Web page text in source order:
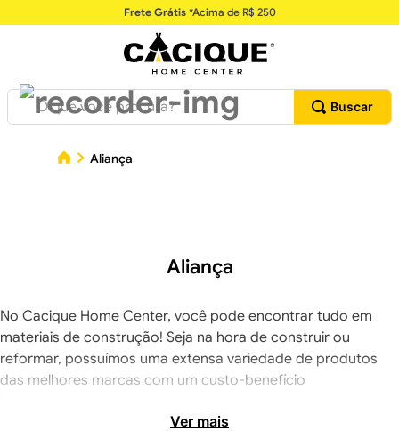
Frete Grátis*Acima de R$ 250
O que você procura?
Aliança
Aliança
No Cacique Home Center, você pode encontrar tudo em
materiais de construção! Seja na hora de construir ou
reformar, possuímos uma extensa variedade de produtos
das melhores marcas com um custo-benefício
Ver mais